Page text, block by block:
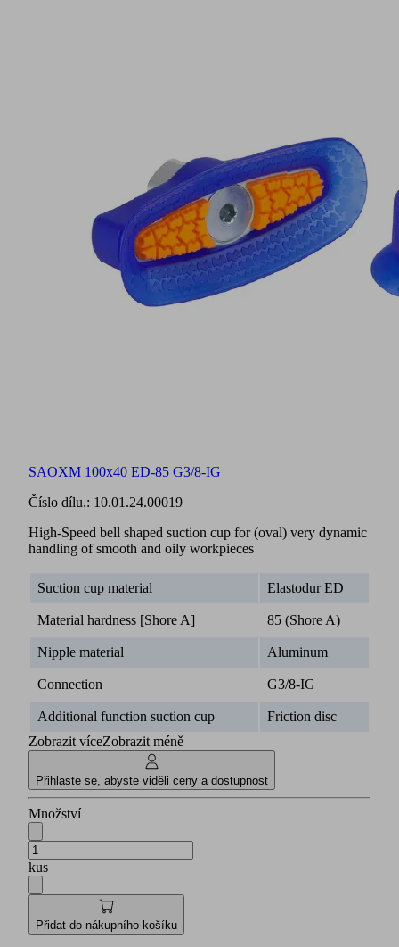
SAOXM 100x40 ED-85 G3/8-IG
Číslo dílu.: 10.01.24.00019
High-Speed bell shaped suction cup for (oval) very dynamic
handling of smooth and oily workpieces
Suction cup material Elastodur ED
Material hardness [Shore A] 85 (Shore A)
Nipple material Aluminum
Connection G3/8-IG
Additional function suction cup
Friction disc
Zobrazit víceZobrazit méně
Přihlaste se, abyste viděli ceny a dostupnost
Množství
kus
Přidat do nákupního košíku